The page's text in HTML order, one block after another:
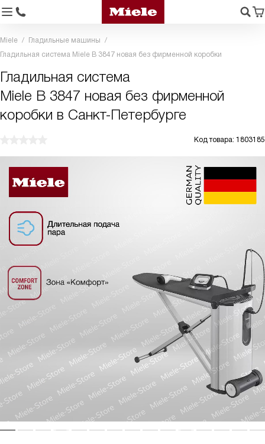
Miele
Гладильные машины
Гладильная система Miele B 3847 новая без фирменной коробки
Гладильная система
Miele B 3847 новая без фирменной
коробки в Санкт-Петербурге
Код товара: 1803185